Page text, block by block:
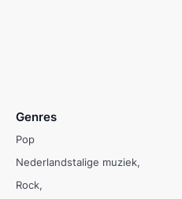
Genres
Pop
Nederlandstalige muziek
Rock